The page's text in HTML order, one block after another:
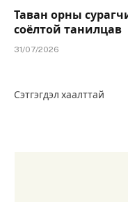
Таван орны
соёлтой танилцав
31/07/2026
Сэтгэгдэл хаалттай